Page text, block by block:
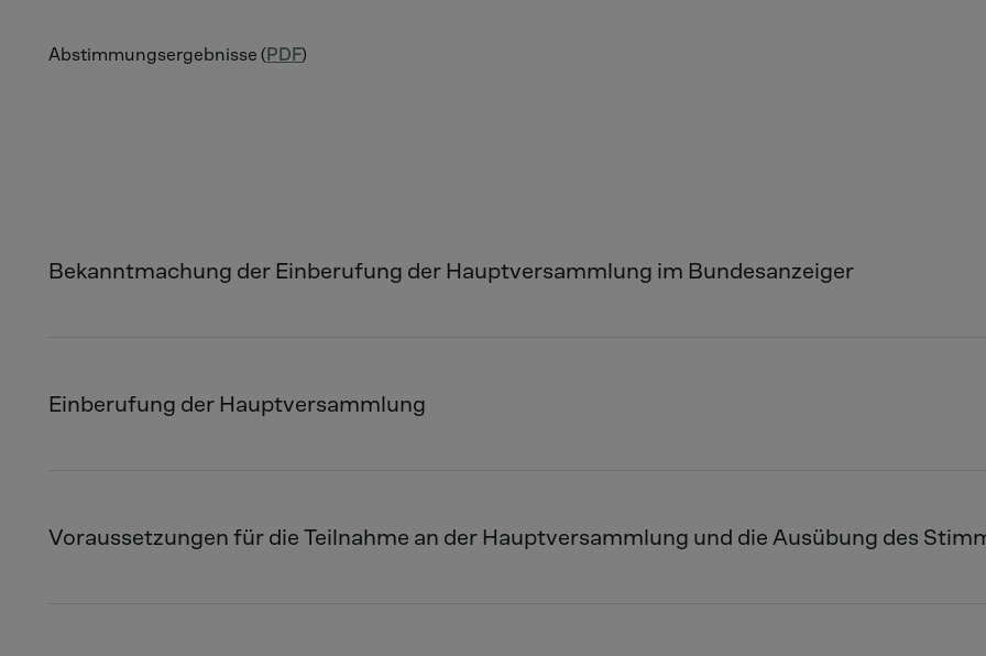
Abstimmungsergebnisse (PDF)
Bekanntmachung der Einberufung der Hauptversammlung im Bundesanzeiger
Einberufung der Hauptversammlung
Voraussetzungen für die Teilnahme an der Hauptversammlung und die Ausübung des